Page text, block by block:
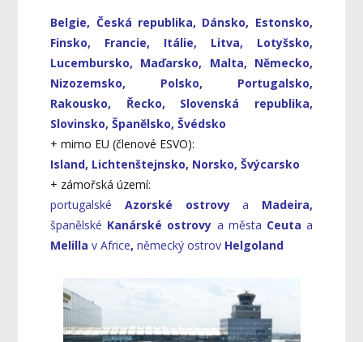
Belgie, Česká republika, Dánsko, Estonsko,
Finsko, Francie, Itálie, Litva, Lotyšsko,
Lucembursko, Maďarsko, Malta, Německo,
Nizozemsko, Polsko, Portugalsko,
Rakousko, Řecko, Slovenská republika,
Slovinsko, Španělsko, Švédsko
+ mimo EU (členové ESVO):
Island, Lichtenštejnsko, Norsko, Švýcarsko
+ zámořská území:
portugalské Azorské ostrovya Madeira,
španělské Kanárské ostrovy a města Ceuta a
Melillav Africe,německýostrov Helgoland